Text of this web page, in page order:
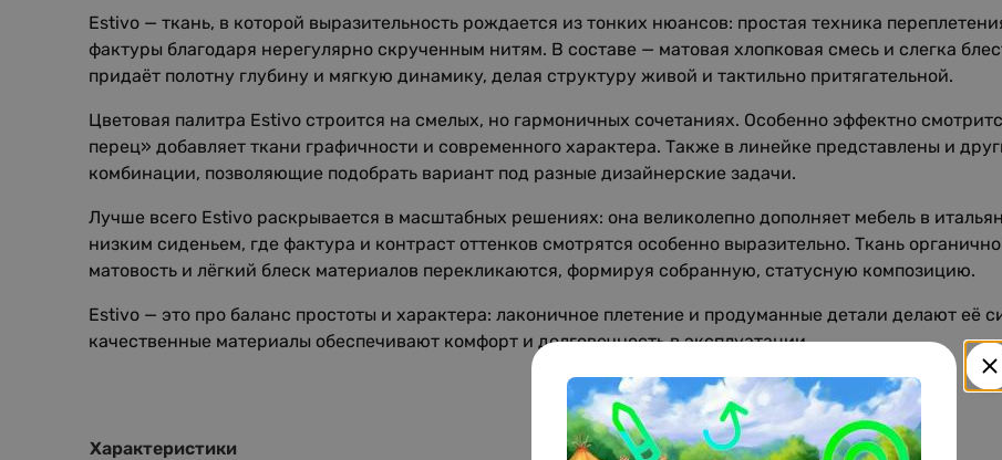
Estivo — ткань, в которой выразительность рождается из тонких нюансов: простая техника
фактуры благодаря нерегулярно скрученным нитям. В составе — матовая хлопковая смесь и слегка
придаёт полотну глубину и мягкую динамику, делая структуру живой и тактильно притягательной.
Цветовая палитра Estivo строится на смелых, но гармоничных сочетаниях. Особенно эффектно
перец» добавляет ткани графичности и современного характера. Также в линейке представлены и
комбинации, позволяющие подобрать вариант под разные дизайнерские задачи.
Лучше всего Estivo раскрывается в масштабных решениях: она великолепно дополняет мебель в
низким сиденьем, где фактура и контраст оттенков смотрятся особенно выразительно. Ткань
матовость и лёгкий блеск материалов перекликаются, формируя собранную, статусную композицию.
Estivo — это про баланс простоты и характера: лаконичное плетение и продуманные детали делают её
качественные материалы обеспечивают комфорт и долговечность в эксплуатации.
Характеристики Состав